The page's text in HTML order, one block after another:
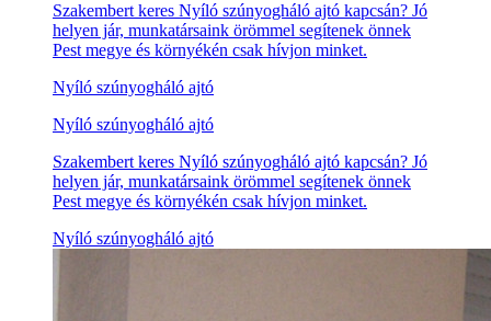
Szakembert keres Nyíló szúnyogháló ajtó kapcsán? Jó
helyen jár, munkatársaink örömmel segítenek önnek
Pest megye és környékén csak hívjon minket.
Nyíló szúnyogháló ajtó
Nyíló szúnyogháló ajtó
Szakembert keres Nyíló szúnyogháló ajtó kapcsán? Jó
helyen jár, munkatársaink örömmel segítenek önnek
Pest megye és környékén csak hívjon minket.
Nyíló szúnyogháló ajtó